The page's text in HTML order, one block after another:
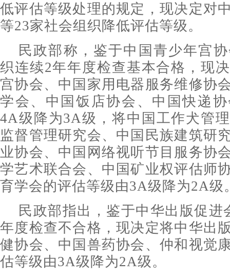
低评估等级处理的规定，现决定对
等23家社会组织降低评估等级。
民政部称，鉴于中国青少年宫
织连续2年年度检查基本合格，现
宫协会、中国家用电器服务维修协
学会、中国饭店协会、中国快递
4A级降为3A级，将中国工作犬管
监督管理研究会、中国民族建筑研
业协会、中国网络视听节目服务协
学艺术联合会、中国矿业权评估师
育学会的评估等级由3A级降为2A级
民政部指出，鉴于中华出版促进
年度检查不合格，现决定将中华出
健协会、中国兽药协会、仲和视觉
估等级由3A级降为2A级。